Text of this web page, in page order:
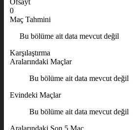
Ofsayt
0
Maç Tahmini
Bu bölüme ait data mevcut değil
Karşılaştırma
Aralarındaki Maçlar
Bu bölüme ait data mevcut değil
Evindeki Maçlar
Bu bölüme ait data mevcut değil
Aralarındaki Son 5 Maç